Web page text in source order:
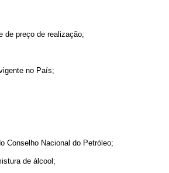
de preço de realização;
no País;
Conselho Nacional do Petróleo;
de álcool;